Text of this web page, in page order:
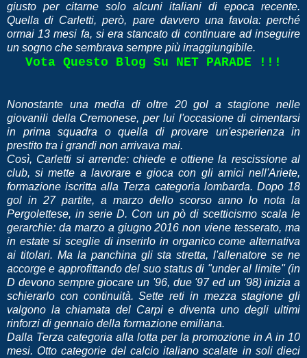
giusto per citarne solo alcuni italiani di epoca recente.
Quella di Carletti, però, pare davvero una favola: perché
ormai 13 mesi fa, si era stancato di continuare ad inseguire
un sogno che sembrava sempre più irraggiungibile.
Vota Questo Blog Su NET PARADE !!!
Nonostante una media di oltre 20 gol a stagione nelle
giovanili della Cremonese, per lui l'occasione di cimentarsi
in prima squadra o quella di provare un'esperienza in
prestito tra i grandi non arrivava mai.
Così, Carletti si arrende: chiede e ottiene la rescissione al
club, si mette a lavorare e gioca con gli amici nell'Ariete,
formazione iscritta alla Terza categoria lombarda. Dopo 18
gol in 27 partite, a marzo dello scorso anno lo nota la
Pergolettese, in serie D. Con un pò di scetticismo scala le
gerarchie: da marzo a giugno 2016 non viene tesserato, ma
in estate si sceglie di inserirlo in organico come alternativa
ai titolari. Ma la panchina gli sta stretta, l'allenatore se ne
accorge e approfittando del suo status di "under al limite" (in
D devono sempre giocare un '96, due '97 ed un '98) inizia a
schierarlo con continuità. Sette reti in mezza stagione gli
valgono la chiamata del Carpi e diventa uno degli ultimi
rinforzi di gennaio della formazione emiliana.
Dalla Terza categoria alla lotta per la promozione in A in 10
mesi. Otto categorie del calcio italiano scalate in soli dieci